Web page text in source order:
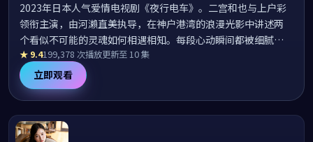
2023年日本人气爱情电视剧《夜行电车》。二宫和也与上户彩
领衔主演，由河瀨直美执导，在神户港湾的浪漫光影中讲述两
个看似不可能的灵魂如何相遇相知。每段心动瞬间都被细腻打
磨，配乐唯美、台词走心，是日韩电视剧大全播放在线榜单中
值得反复回味的浪漫佳作。
★ 9.4199,378 次播放更新至 10 集
立即观看